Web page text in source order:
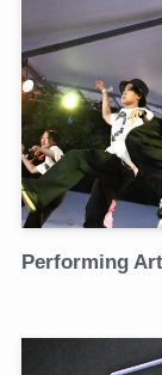
Performing